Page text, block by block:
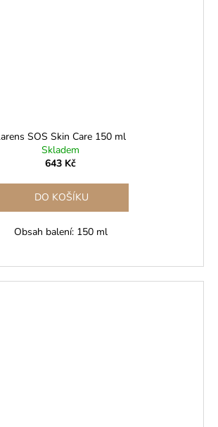
SOS Skin Care 150 ml
Skladem
643 Kč
DO KOŠÍKU
Obsah balení: 150 ml